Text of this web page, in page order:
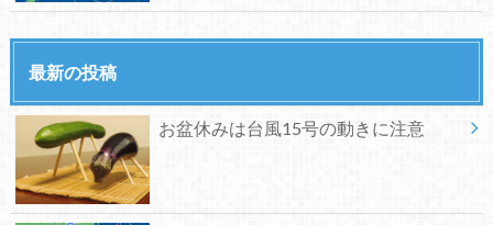
最新の投稿
お盆休みは台風15号の動きに注意